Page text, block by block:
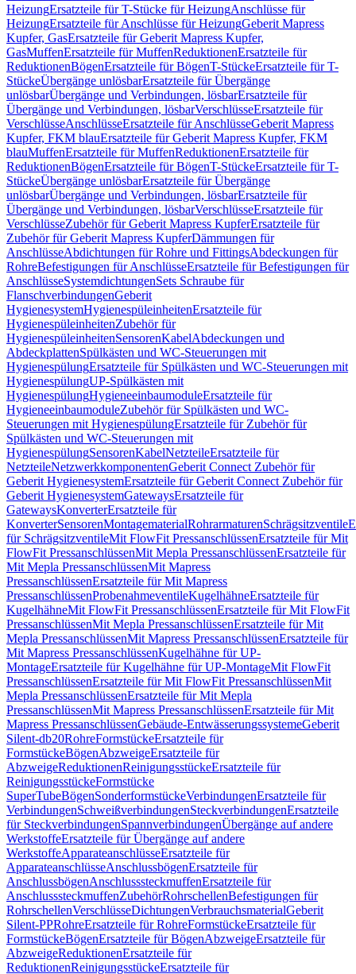
HeizungErsatzteile für T-Stücke für HeizungAnschlüsse für
HeizungErsatzteile für Anschlüsse für HeizungGeberit Mapress
Kupfer, GasErsatzteile für Geberit Mapress Kupfer,
GasMuffenErsatzteile für MuffenReduktionenErsatzteile für
ReduktionenBögenErsatzteile für BögenT-StückeErsatzteile für T-
StückeÜbergänge unlösbarErsatzteile für Übergänge
unlösbarÜbergänge und Verbindungen, lösbarErsatzteile für
Übergänge und Verbindungen, lösbarVerschlüsseErsatzteile für
VerschlüsseAnschlüsseErsatzteile für AnschlüsseGeberit Mapress
Kupfer, FKM blauErsatzteile für Geberit Mapress Kupfer, FKM
blauMuffenErsatzteile für MuffenReduktionenErsatzteile für
ReduktionenBögenErsatzteile für BögenT-StückeErsatzteile für T-
StückeÜbergänge unlösbarErsatzteile für Übergänge
unlösbarÜbergänge und Verbindungen, lösbarErsatzteile für
Übergänge und Verbindungen, lösbarVerschlüsseErsatzteile für
VerschlüsseZubehör für Geberit Mapress KupferErsatzteile für
Zubehör für Geberit Mapress KupferDämmungen für
AnschlüsseAbdichtungen für Rohre und FittingsAbdeckungen für
RohreBefestigungen für AnschlüsseErsatzteile für Befestigungen für
AnschlüsseSystemdichtungenSets Schraube für
FlanschverbindungenGeberit
HygienesystemHygienespüleinheitenErsatzteile für
HygienespüleinheitenZubehör für
HygienespüleinheitenSensorenKabelAbdeckungen und
AbdeckplattenSpülkästen und WC-Steuerungen mit
HygienespülungErsatzteile für Spülkästen und WC-Steuerungen mit
HygienespülungUP-Spülkästen mit
HygienespülungHygieneeinbaumoduleErsatzteile für
HygieneeinbaumoduleZubehör für Spülkästen und WC-
Steuerungen mit HygienespülungErsatzteile für Zubehör für
Spülkästen und WC-Steuerungen mit
HygienespülungSensorenKabelNetzteileErsatzteile für
NetzteileNetzwerkkomponentenGeberit Connect Zubehör für
Geberit HygienesystemErsatzteile für Geberit Connect Zubehör für
Geberit HygienesystemGatewaysErsatzteile für
GatewaysKonverterErsatzteile für
KonverterSensorenMontagematerialRohrarmaturenSchrägsitzventile
für SchrägsitzventileMit FlowFit PressanschlüssenErsatzteile für Mit
FlowFit PressanschlüssenMit Mepla PressanschlüssenErsatzteile für
Mit Mepla PressanschlüssenMit Mapress
PressanschlüssenErsatzteile für Mit Mapress
PressanschlüssenProbenahmeventileKugelhähneErsatzteile für
KugelhähneMit FlowFit PressanschlüssenErsatzteile für Mit FlowFit
PressanschlüssenMit Mepla PressanschlüssenErsatzteile für Mit
Mepla PressanschlüssenMit Mapress PressanschlüssenErsatzteile für
Mit Mapress PressanschlüssenKugelhähne für UP-
MontageErsatzteile für Kugelhähne für UP-MontageMit FlowFit
PressanschlüssenErsatzteile für Mit FlowFit PressanschlüssenMit
Mepla PressanschlüssenErsatzteile für Mit Mepla
PressanschlüssenMit Mapress PressanschlüssenErsatzteile für Mit
Mapress PressanschlüssenGebäude-EntwässerungssystemeGeberit
Silent-db20RohreFormstückeErsatzteile für
FormstückeBögenAbzweigeErsatzteile für
AbzweigeReduktionenReinigungsstückeErsatzteile für
ReinigungsstückeFormstücke
SuperTubeBögenSonderformstückeVerbindungenErsatzteile für
VerbindungenSchweißverbindungenSteckverbindungenErsatzteile
für SteckverbindungenSpannverbindungenÜbergänge auf andere
WerkstoffeErsatzteile für Übergänge auf andere
WerkstoffeApparateanschlüsseErsatzteile für
ApparateanschlüsseAnschlussbögenErsatzteile für
AnschlussbögenAnschlusssteckmuffenErsatzteile für
AnschlusssteckmuffenZubehörRohrschellenBefestigungen für
RohrschellenVerschlüsseDichtungenVerbrauchsmaterialGeberit
Silent-PPRohreErsatzteile für RohreFormstückeErsatzteile für
FormstückeBögenErsatzteile für BögenAbzweigeErsatzteile für
AbzweigeReduktionenErsatzteile für
ReduktionenReinigungsstückeErsatzteile für